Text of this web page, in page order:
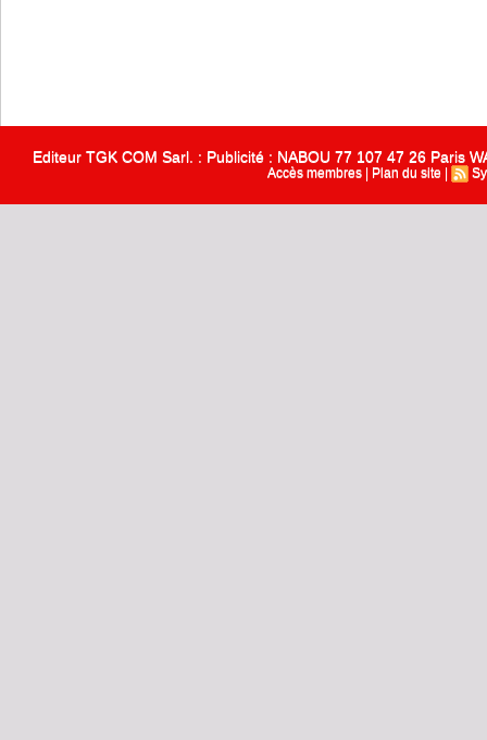
Editeur TGK COM Sarl. : Publicité : NABOU 77 107 47 26 Paris
Accès membres Plan du site